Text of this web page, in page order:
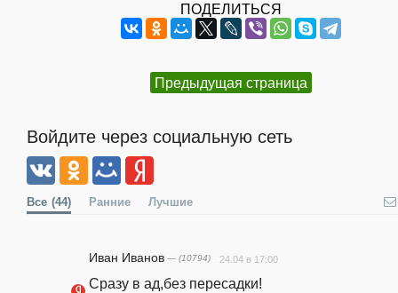
ПОДЕЛИТЬСЯ
Предыдущая страница
Войдите через социальную сеть
Все (44) Ранние Лучшие
Иван Иванов — (10794) 24.04 в 17:00
Сразу в ад,без пересадки!